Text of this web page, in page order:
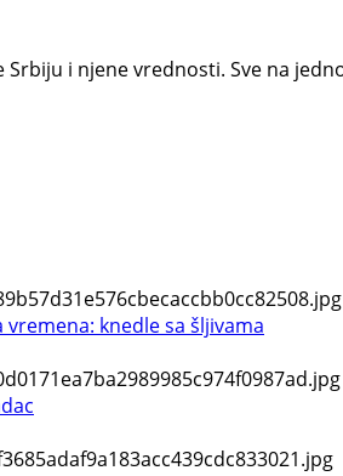
i njene vrednosti. Sve na
vremena: knedle sa šljivama